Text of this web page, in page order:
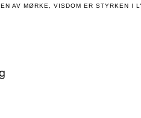
AV MØRKE, VISDOM ER STYRKEN I